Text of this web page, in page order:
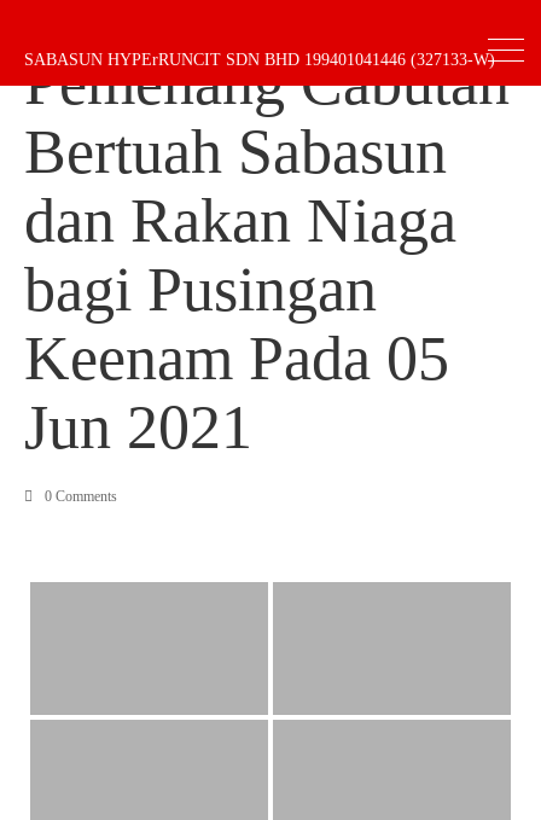
SABASUN HYPErRUNCIT SDN BHD 199401041446 (327133-W)
Pemenang Cabutan
Bertuah Sabasun
dan Rakan Niaga
bagi Pusingan
Keenam Pada 05
Jun 2021
0 Comments